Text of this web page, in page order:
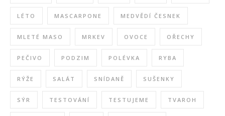
LÉTO MASCARPONE MEDVĚDÍ ČESNEK
MLETÉ MASO MRKEV OVOCE OŘECHY
PEČIVO PODZIM POLÉVKA RYBA
RÝŽE SALÁT SNÍDANĚ SUŠENKY
SÝR TESTOVÁNÍ TESTUJEME TVAROH